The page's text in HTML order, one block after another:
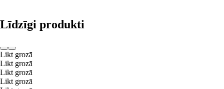
Līdzīgi produkti
Likt grozā
Likt grozā
Likt grozā
Likt grozā